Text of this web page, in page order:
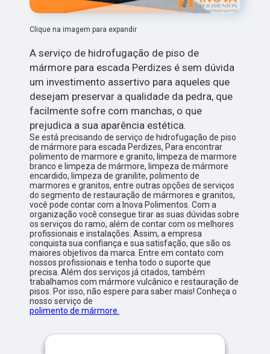
Clique na imagem para expandir
A serviço de hidrofugação de piso de
mármore para escada Perdizes é sem dúvida
um investimento assertivo para aqueles que
desejam preservar a qualidade da pedra, que
facilmente sofre com manchas, o que
prejudica a sua aparência estética.
Se está precisando de serviço de hidrofugação de piso
de mármore para escada Perdizes, Para encontrar
polimento de marmore e granito, limpeza de marmore
branco e limpeza de mármore, limpeza de mármore
encardido, limpeza de granilite, polimento de
marmores e granitos, entre outras opções de serviços
do segmento de restauração de mármores e granitos,
você pode contar com a Inova Polimentos. Com a
organização você consegue tirar as suas dúvidas sobre
os serviços do ramo, além de contar com os melhores
profissionais e instalações. Assim, a empresa
conquista sua confiança e sua satisfação, que são os
maiores objetivos da marca. Entre em contato com
nossos profissionais e tenha todo o suporte que
precisa. Além dos serviços já citados, também
trabalhamos com mármore vulcânico e restauração de
pisos. Por isso, não espere para saber mais! Conheça o
nosso serviço de
polimento de mármore.